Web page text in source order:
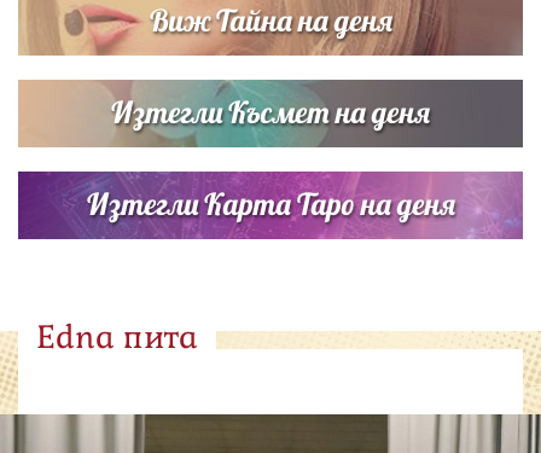
Виж Тайна на деня
Изтегли Късмет на деня
Изтегли Карта Таро на деня
Edna пита